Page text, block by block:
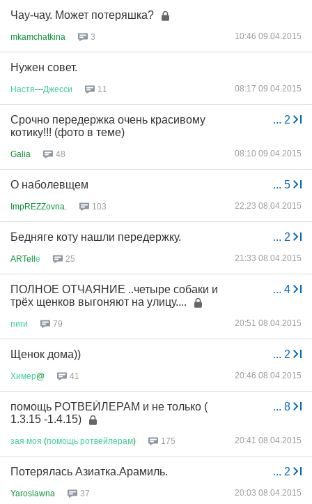
Чау-чау. Может потеряшка?
mkamchatkina 3 10:46 09.04.2015
Нужен совет.
Настя---Джесси 11 08:17 09.04.2015
... 2
Срочно передержка очень красивому
котику!!! (фото в теме)
Galia 48 08:10 09.04.2015
... 5
О наболевщем
ImpREZZovna. 103 22:23 08.04.2015
... 2
Бедняге коту нашли передержку.
ARTellе 25 21:33 08.04.2015
... 4
ПОЛНОЕ ОТЧАЯНИЕ ..четыре собаки и
трёх щенков выгоняют на улицу....
пиги 79 20:51 08.04.2015
... 2
Щенок дома))
Химер@ 41 20:46 08.04.2015
... 8
помощь РОТВЕЙЛЕРАМ и не только (
1.3.15 -1.4.15)
зая моя (помощь ротвейлерам) 175 20:41 08.04.2015
... 2
Потерялась Азиатка.Арамиль.
Yaroslawna 37 20:03 08.04.2015